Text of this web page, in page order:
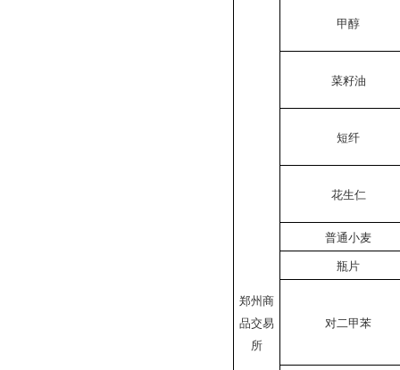
郑州商
品交易
所
甲醇
菜籽油
短纤
花生仁
普通小麦
瓶片
对二甲苯